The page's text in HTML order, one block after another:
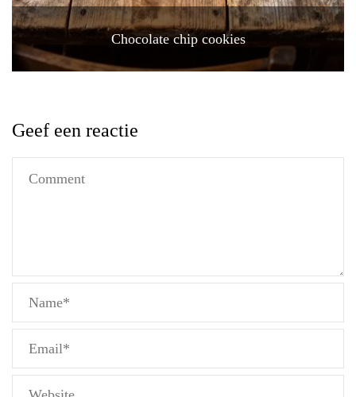
Chocolate chip cookies
Geef een reactie